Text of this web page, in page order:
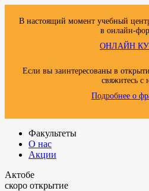
В настоящий момент учебный
в онлайн-
ОНЛАЙН
Если вы заинтересованы в
свяжитесь с
Подробнее о
Факультеты
О нас
Акции
Актобе
скоро открытие